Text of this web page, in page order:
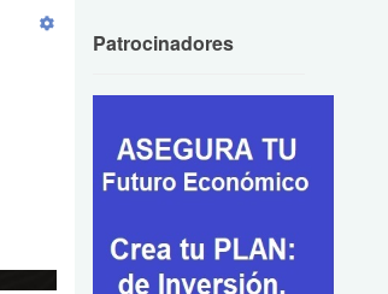
Patrocinadores